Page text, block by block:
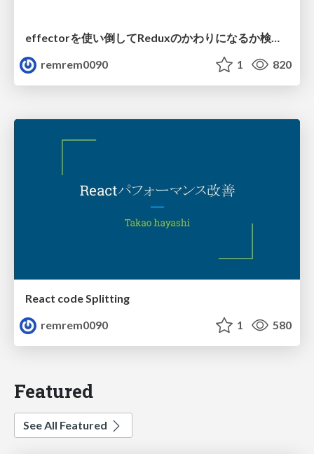
effectorを使い倒してReduxのかわりになるか検証する
remrem0090
1 820
React code Splitting
remrem0090
1 580
Featured
See All Featured